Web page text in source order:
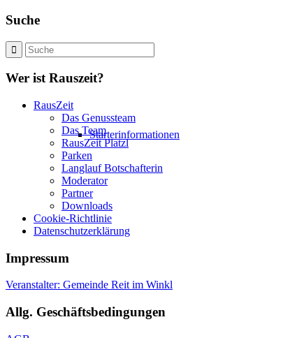
Starterinformationen
Suche
Wer ist Rauszeit?
RausZeit
Das Genussteam
Das Team
RausZeit Platzl
Parken
Langlauf Botschafterin
Moderator
Partner
Downloads
Cookie-Richtlinie
Datenschutzerklärung
Impressum
Veranstalter: Gemeinde Reit im Winkl
Allg. Geschäftsbedingungen